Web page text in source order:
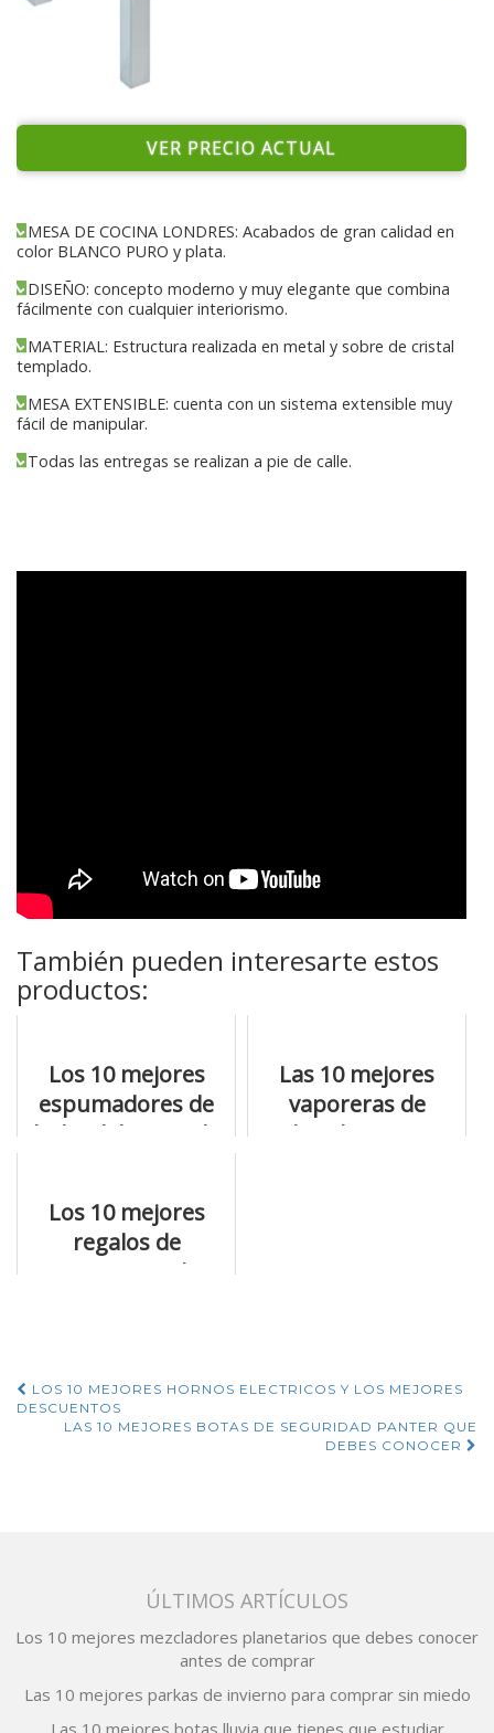
VER PRECIO ACTUAL
MESA DE COCINA LONDRES: Acabados de gran calidad en
color BLANCO PURO y plata.
DISEÑO: concepto moderno y muy elegante que combina
fácilmente con cualquier interiorismo.
MATERIAL: Estructura realizada en metal y sobre de cristal
templado.
MESA EXTENSIBLE: cuenta con un sistema extensible muy
fácil de manipular.
Todas las entregas se realizan a pie de calle.
También pueden interesarte estos
productos:
Los 10 mejores
espumadores de
leche del mercado
Las 10 mejores
vaporeras de
bambu para
Los 10 mejores
regalos de
minions y todas
Navegación
LOS 10 MEJORES HORNOS ELECTRICOS Y LOS MEJORES
DESCUENTOS
LAS 10 MEJORES BOTAS DE SEGURIDAD PANTER QUE
DEBES CONOCER
ÚLTIMOS ARTÍCULOS
Los 10 mejores mezcladores planetarios que debes conocer
antes de comprar
Las 10 mejores parkas de invierno para comprar sin miedo
Las 10 mejores botas lluvia que tienes que estudiar